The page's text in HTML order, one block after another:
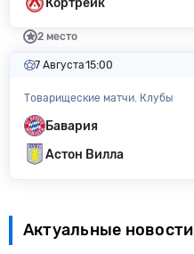
2 место
7 Августа15:00
Товарищеские матчи. Клубы
Бавария
Астон Вилла
Актуальные новости